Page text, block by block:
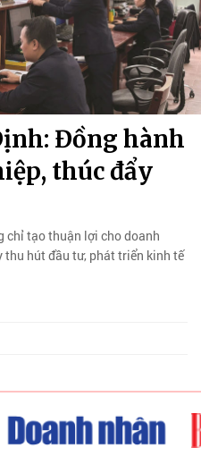
Đồng hành
thúc đẩy
chỉ tạo thuận lợi cho doanh
thu hút đầu tư, phát triển kinh tế